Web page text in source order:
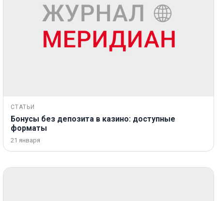
СТАТЬИ
Бонусы без депозита в казино: доступные
форматы
21 января